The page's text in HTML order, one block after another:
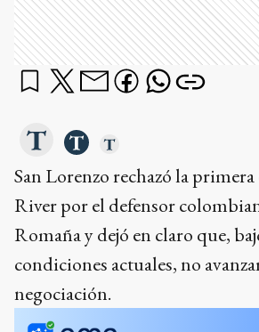
San Lorenzo rechazó la
River por el defensor
Romaña y dejó en claro que,
condiciones actuales, no
negociación.